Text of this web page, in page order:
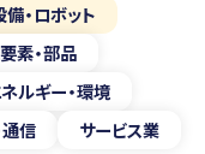
備・ロボット
素・部品
ルギー・環境
通信 サービス業